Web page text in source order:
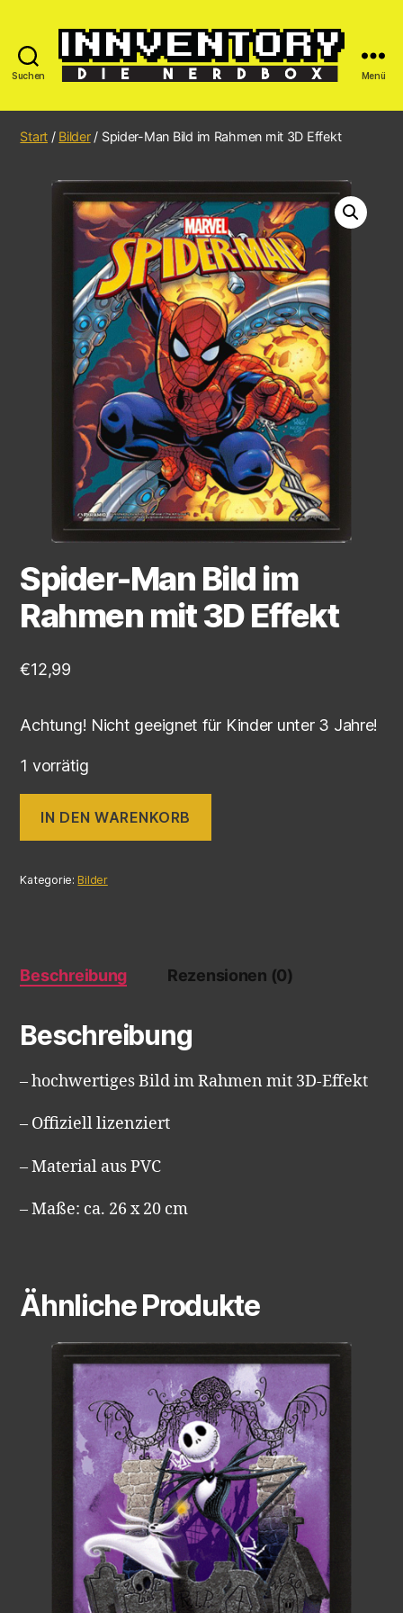
Suchen Menü
Start / Bilder/ Spider-Man Bild im Rahmen mit 3D Effekt
Spider-Man Bild im
Rahmen mit 3D Effekt
€12,99
Achtung! Nicht geeignet für Kinder unter 3 Jahre!
1 vorrätig
IN DEN WARENKORB
Kategorie: Bilder
Beschreibung Rezensionen (0)
Beschreibung
– hochwertiges Bild im Rahmen mit 3D-Effekt
– Offiziell lizenziert
– Material aus PVC
– Maße: ca. 26 x 20 cm
Ähnliche Produkte